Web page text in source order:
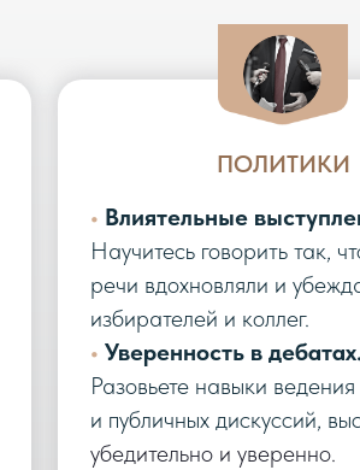
ПОЛИТИКИ
• Влиятельные
Научитесь говорить так,
речи вдохновляли и
избирателей и коллег.
• Уверенность в дебатах.
Разовьете навыки
и публичных дискуссий,
убедительно и уверенно.